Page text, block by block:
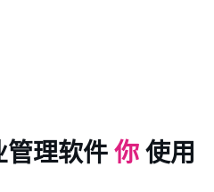
管理软件 你 使用